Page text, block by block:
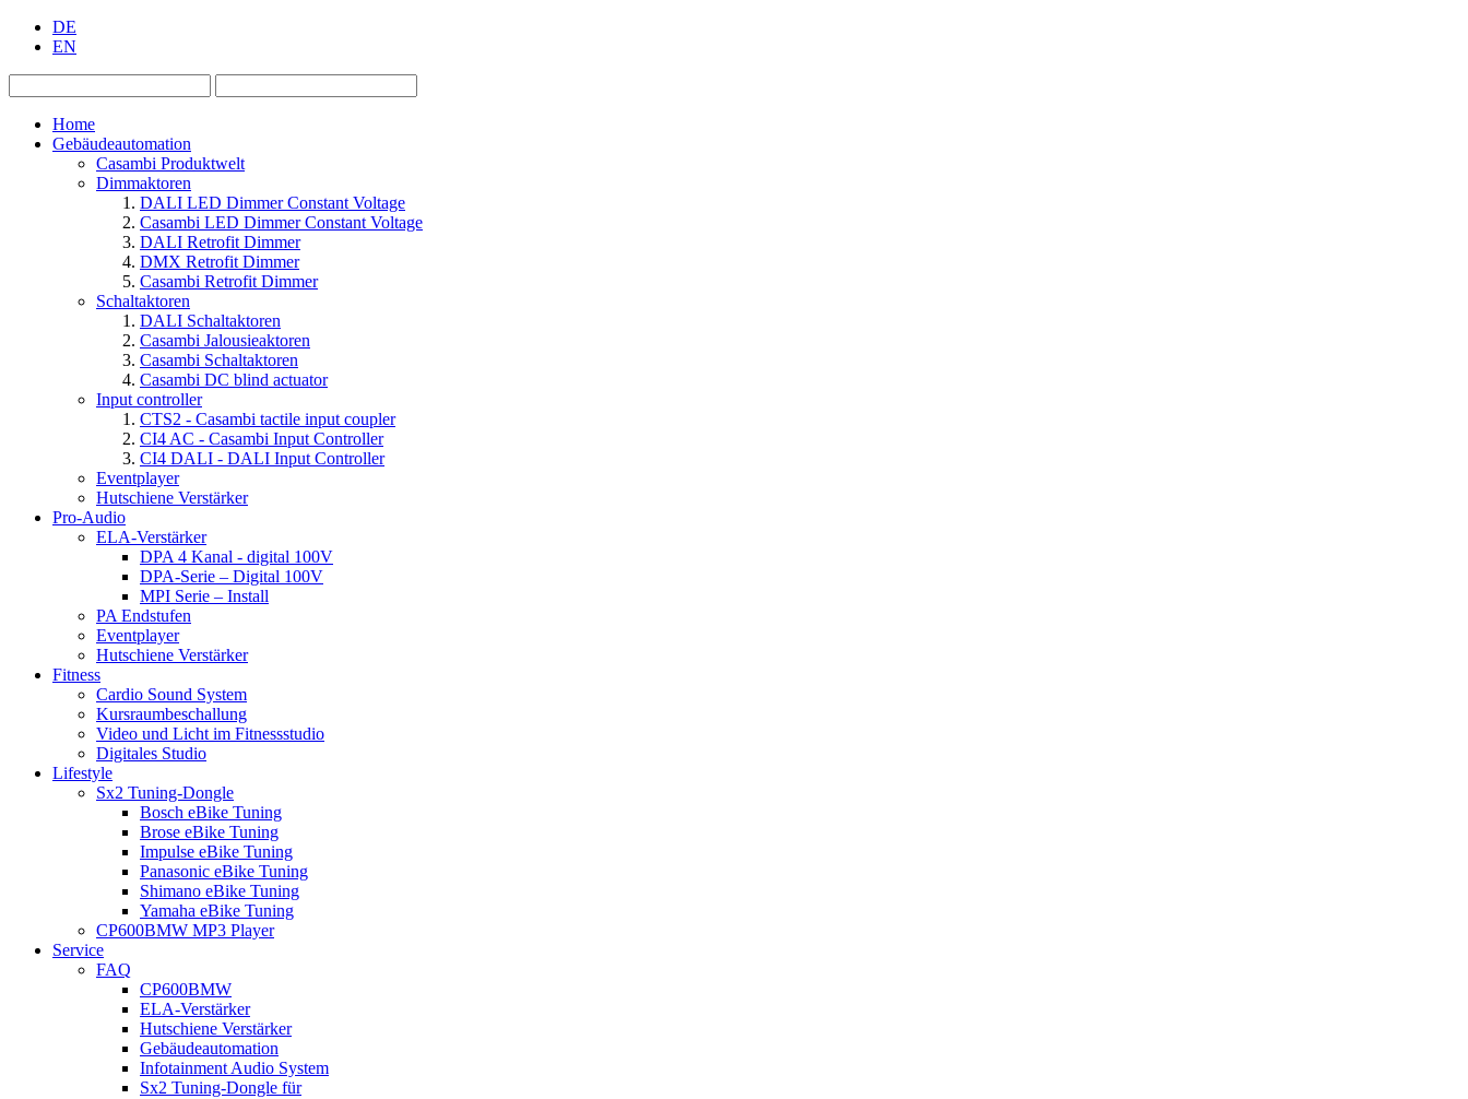
DE
EN
Home
Gebäudeautomation
Casambi Produktwelt
Dimmaktoren
DALI LED Dimmer Constant Voltage
Casambi LED Dimmer Constant Voltage
DALI Retrofit Dimmer
DMX Retrofit Dimmer
Casambi Retrofit Dimmer
Schaltaktoren
DALI Schaltaktoren
Casambi Jalousieaktoren
Casambi Schaltaktoren
Casambi DC blind actuator
Input controller
CTS2 - Casambi tactile input coupler
CI4 AC - Casambi Input Controller
CI4 DALI - DALI Input Controller
Eventplayer
Hutschiene Verstärker
Pro-Audio
ELA-Verstärker
DPA 4 Kanal - digital 100V
DPA-Serie – Digital 100V
MPI Serie – Install
PA Endstufen
Eventplayer
Hutschiene Verstärker
Fitness
Cardio Sound System
Kursraumbeschallung
Video und Licht im Fitnessstudio
Digitales Studio
Lifestyle
Sx2 Tuning-Dongle
Bosch eBike Tuning
Brose eBike Tuning
Impulse eBike Tuning
Panasonic eBike Tuning
Shimano eBike Tuning
Yamaha eBike Tuning
CP600BMW MP3 Player
Service
FAQ
CP600BMW
ELA-Verstärker
Hutschiene Verstärker
Gebäudeautomation
Infotainment Audio System
Sx2 Tuning-Dongle für